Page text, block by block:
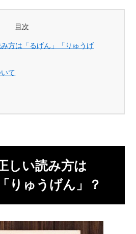
目次
方は「るげん」「りゅうげ
て
しい読み方は
りゅうげん」？